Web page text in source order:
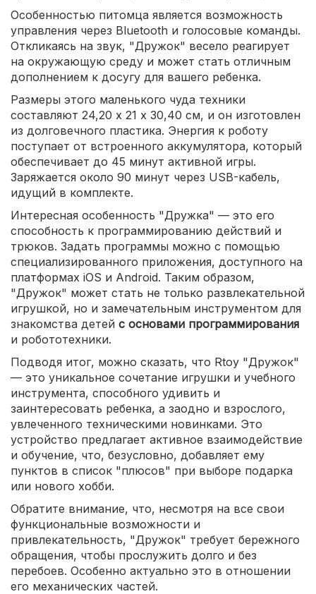
Особенностью питомца является возможность
управления через Bluetooth и голосовые команды.
Откликаясь на звук, "Дружок" весело реагирует
на окружающую среду и может стать отличным
дополнением к досугу для вашего ребенка.
Размеры этого маленького чуда техники
составляют 24,20 х 21 х 30,40 см, и он изготовлен
из долговечного пластика. Энергия к роботу
поступает от встроенного аккумулятора, который
обеспечивает до 45 минут активной игры.
Заряжается около 90 минут через USB-кабель,
идущий в комплекте.
Интересная особенность "Дружка" — это его
способность к программированию действий и
трюков. Задать программы можно с помощью
специализированного приложения, доступного на
платформах iOS и Android. Таким образом,
"Дружок" может стать не только развлекательной
игрушкой, но и замечательным инструментом для
знакомства детей с основами программирования
и робототехники.
Подводя итог, можно сказать, что Rtoy "Дружок"
— это уникальное сочетание игрушки и учебного
инструмента, способного удивить и
заинтересовать ребенка, а заодно и взрослого,
увлеченного техническими новинками. Это
устройство предлагает активное взаимодействие
и обучение, что, безусловно, добавляет ему
пунктов в список "плюсов" при выборе подарка
или нового хобби.
Обратите внимание, что, несмотря на все свои
функциональные возможности и
привлекательность, "Дружок" требует бережного
обращения, чтобы прослужить долго и без
перебоев. Особенно актуально это в отношении
его механических частей.